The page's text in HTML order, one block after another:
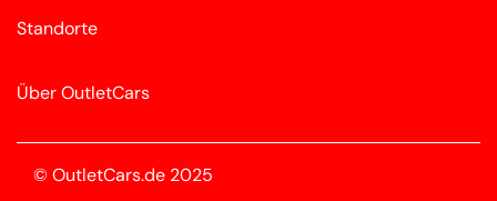
Standorte
Über OutletCars
© OutletCars.de 2025